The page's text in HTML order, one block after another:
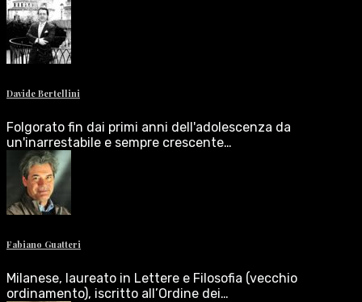
Davide Bertellini
Folgorato fin dai primi anni dell'adolescenza da
un'inarrestabile e sempre crescente…
Fabiano Guatteri
Milanese, laureato in Lettere e Filosofia (vecchio
ordinamento), iscritto all’Ordine dei…